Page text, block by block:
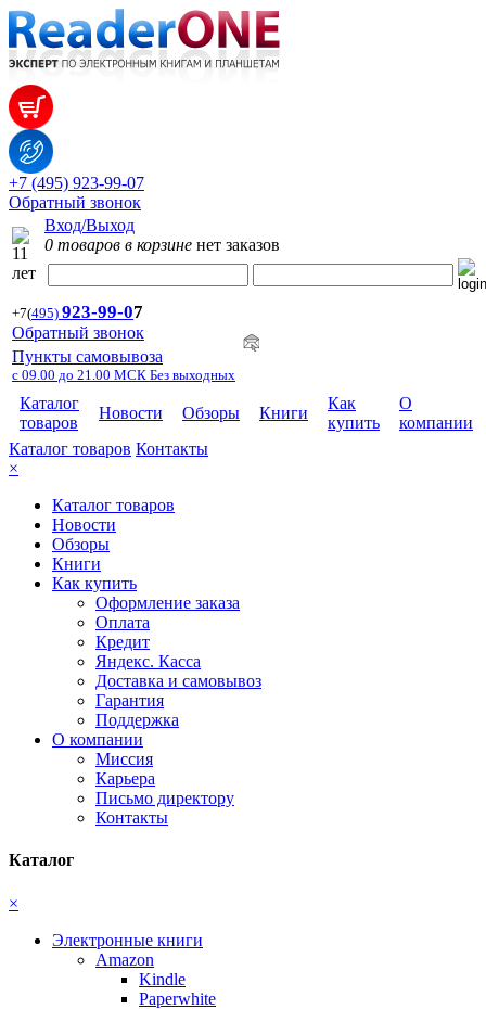
+7 (495) 923-99-07
Обратный звонок
Вход/Выход
0 товаров в корзине нет заказов
+7(495) 923-99-07
Обратный звонок
Пункты самовывоза
с 09.00 до 21.00 МСК Без выходных
Каталог
товаров
Новости Обзоры Книги
Как
купить
О
компании
Каталог товаров Контакты
×
Каталог товаров
Новости
Обзоры
Книги
Как купить
Оформление заказа
Оплата
Кредит
Яндекс. Касса
Доставка и самовывоз
Гарантия
Поддержка
О компании
Миссия
Карьера
Письмо директору
Контакты
Каталог
×
Электронные книги
Amazon
Kindle
Paperwhite